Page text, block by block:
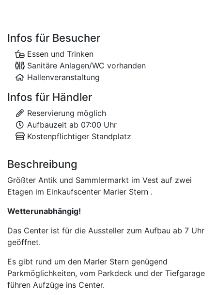
Infos für Besucher
Essen und Trinken
Sanitäre Anlagen/WC vorhanden
Hallenveranstaltung
Infos für Händler
Reservierung möglich
Aufbauzeit ab 07:00 Uhr
Kostenpflichtiger Standplatz
Beschreibung
Größter Antik und Sammlermarkt im Vest auf zwei
Etagen im Einkaufscenter Marler Stern .
Wetterunabhängig!
Das Center ist für die Aussteller zum Aufbau ab 7 Uhr
geöffnet.
Es gibt rund um den Marler Stern genügend
Parkmöglichkeiten, vom Parkdeck und der Tiefgarage
führen Aufzüge ins Center.